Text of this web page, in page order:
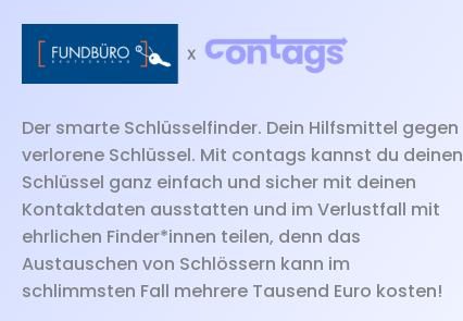
Der smarte Schlüsselfinder. Dein Hilfsmittel gegen
verlorene Schlüssel. Mit contags kannst du deinen
Schlüssel ganz einfach und sicher mit deinen
Kontaktdaten ausstatten und im Verlustfall mit
ehrlichen Finder*innen teilen, denn das
Austauschen von Schlössern kann im
schlimmsten Fall mehrere Tausend Euro kosten!